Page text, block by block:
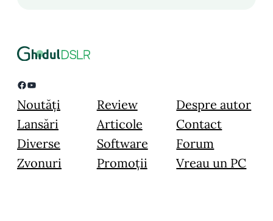
Facebook YouTube
Noutăți
Lansări
Diverse
Zvonuri
Review
Articole
Software
Promoții
Despre autor
Contact
Forum
Vreau un PC